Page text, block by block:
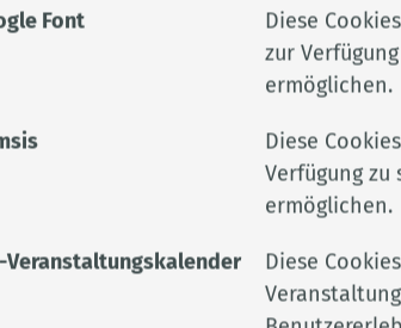
www.lkclp.de
Font
Diese
zur
ermöglichen.
Diese
Verfügung
ermöglichen.
Veranstaltungskalender
Diese